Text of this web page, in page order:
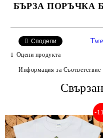
БЪРЗА ПОРЪЧКА
Съгласен съм с
Сподели
Оцени продукта
Информация за Съответствие
-